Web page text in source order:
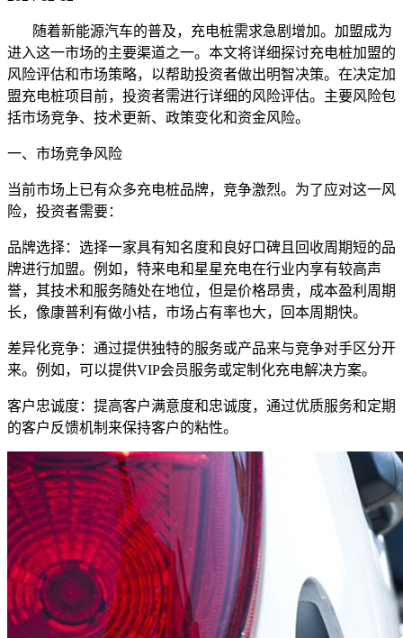
随着新能源汽车的普及，充电桩需求急剧增加。加盟成为
进入这一市场的主要渠道之一。本文将详细探讨充电桩加盟的
风险评估和市场策略，以帮助投资者做出明智决策。在决定加
盟充电桩项目前，投资者需进行详细的风险评估。主要风险包
括市场竞争、技术更新、政策变化和资金风险。
一、市场竞争风险
当前市场上已有众多充电桩品牌，竞争激烈。为了应对这一风
险，投资者需要：
品牌选择：选择一家具有知名度和良好口碑且回收周期短的品
牌进行加盟。例如，特来电和星星充电在行业内享有较高声
誉，其技术和服务随处在地位，但是价格昂贵，成本盈利周期
长，像康普利有做小桔，市场占有率也大，回本周期快。
差异化竞争：通过提供独特的服务或产品来与竞争对手区分开
来。例如，可以提供VIP会员服务或定制化充电解决方案。
客户忠诚度：提高客户满意度和忠诚度，通过优质服务和定期
的客户反馈机制来保持客户的粘性。